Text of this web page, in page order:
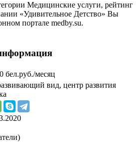
Медицинские услуги, рейтинг
«Удивительное Детство» Вы
портале medby.su.
бел.руб./месяц
вид, центр развития